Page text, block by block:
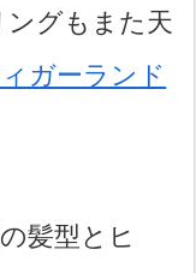
グもまた天
ガーランド
髪型とヒ